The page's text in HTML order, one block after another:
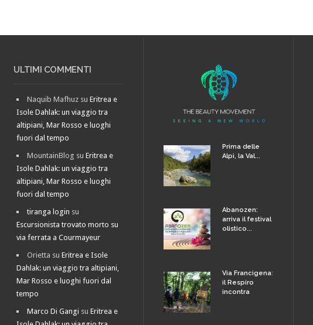
ULTIMI COMMENTI
Naquib Mafhuz suEritrea e
Isole Dahlak: un viaggio tra
altipiani, Mar Rosso e luoghi
fuori dal tempo
MountainBlog suEritrea e
Isole Dahlak: un viaggio tra
altipiani, Mar Rosso e luoghi
fuori dal tempo
tiranga login su
Escursionista trovato morto su
via ferrata a Courmayeur
Orietta suEritrea e Isole
Dahlak: un viaggio tra altipiani,
Mar Rosso e luoghi fuori dal
tempo
Marco Di Gangi suEritrea e
Prima delle
Alpi, la Val...
Abanozen:
arriva il festival
olistico...
Via Francigena:
il Respiro
incontra